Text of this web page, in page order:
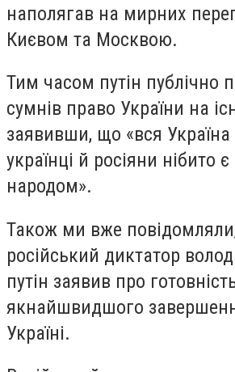
наполягав на мирних
Києвом та Москвою.
Тим часом путін публічно
сумнів право України на
заявивши, що «вся
українці й росіяни нібито
народом».
Також ми вже
російський диктатор
путін заявив про
якнайшвидшого
Україні.